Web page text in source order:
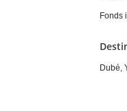
Fonds
Dubé,